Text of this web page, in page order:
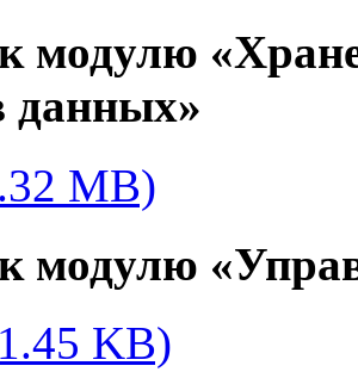
модулю
данных»
MB)
модулю
KB)